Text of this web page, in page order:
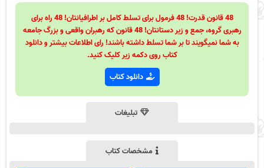
48 قانون قدرت! 48 فرمول برای تسلط کامل بر اطرافیانتان! 48 راه برای
رهبری گروه، جمع و زیر دستانتان! 48 قانون که رهبران واقعی و بزرگ جامعه
به شما نمیگویند تا بر شما تسلط داشته باشند! رای اطلاعات بیشتر و دانلود
کتاب روی دکمه زیر کلیک کنید.
دانلود کتاب
تبلیغات
مشخصات کتاب